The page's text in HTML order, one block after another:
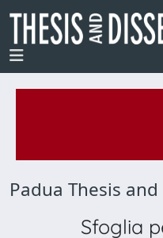
Padua Thesis
Sfoglia